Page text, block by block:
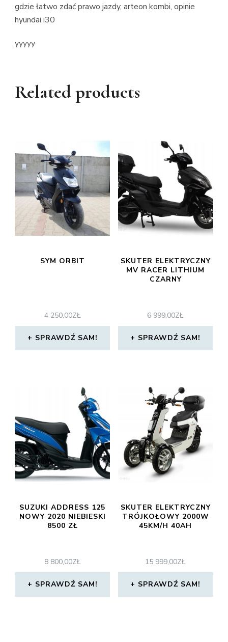
gdzie łatwo zdać prawo jazdy, arteon kombi, opinie
hyundai i30
yyyyy
Related products
SYM ORBIT
4 250,00ZŁ
SPRAWDŹ SAM!
SKUTER ELEKTRYCZNY
MV RACER LITHIUM
CZARNY
6 999,00ZŁ
SPRAWDŹ SAM!
SUZUKI ADDRESS 125
NOWY 2020 NIEBIESKI
8500 ZŁ
8 800,00ZŁ
SPRAWDŹ SAM!
SKUTER ELEKTRYCZNY
TRÓJKOŁOWY 2000W
45KM/H 40AH
15 999,00ZŁ
SPRAWDŹ SAM!